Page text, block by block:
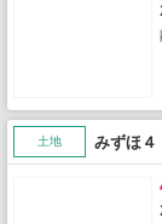
土地 みずほ４